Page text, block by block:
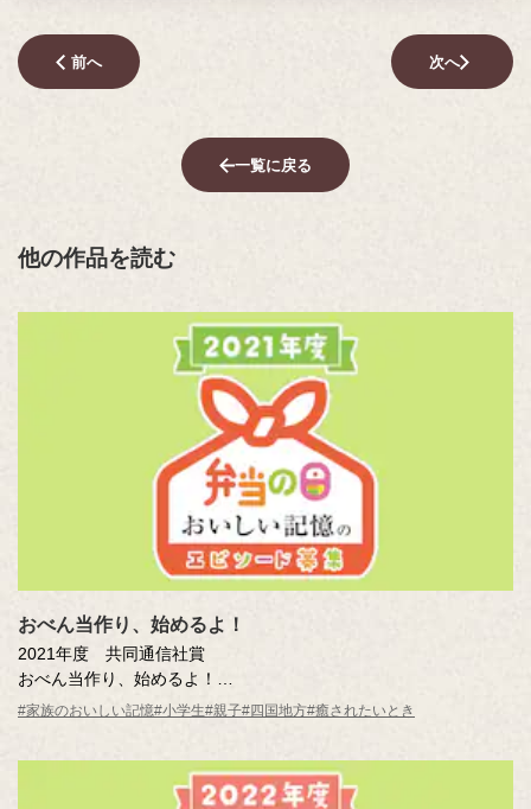
前へ 次へ
一覧に戻る
他の作品を読む
おべん当作り、始めるよ！
2021年度 共同通信社賞
おべん当作り、始めるよ！
有賀 海風（宇和島市立番城小学校3年）
#家族のおいしい記憶#小学生#親子#四国地方#癒されたいとき